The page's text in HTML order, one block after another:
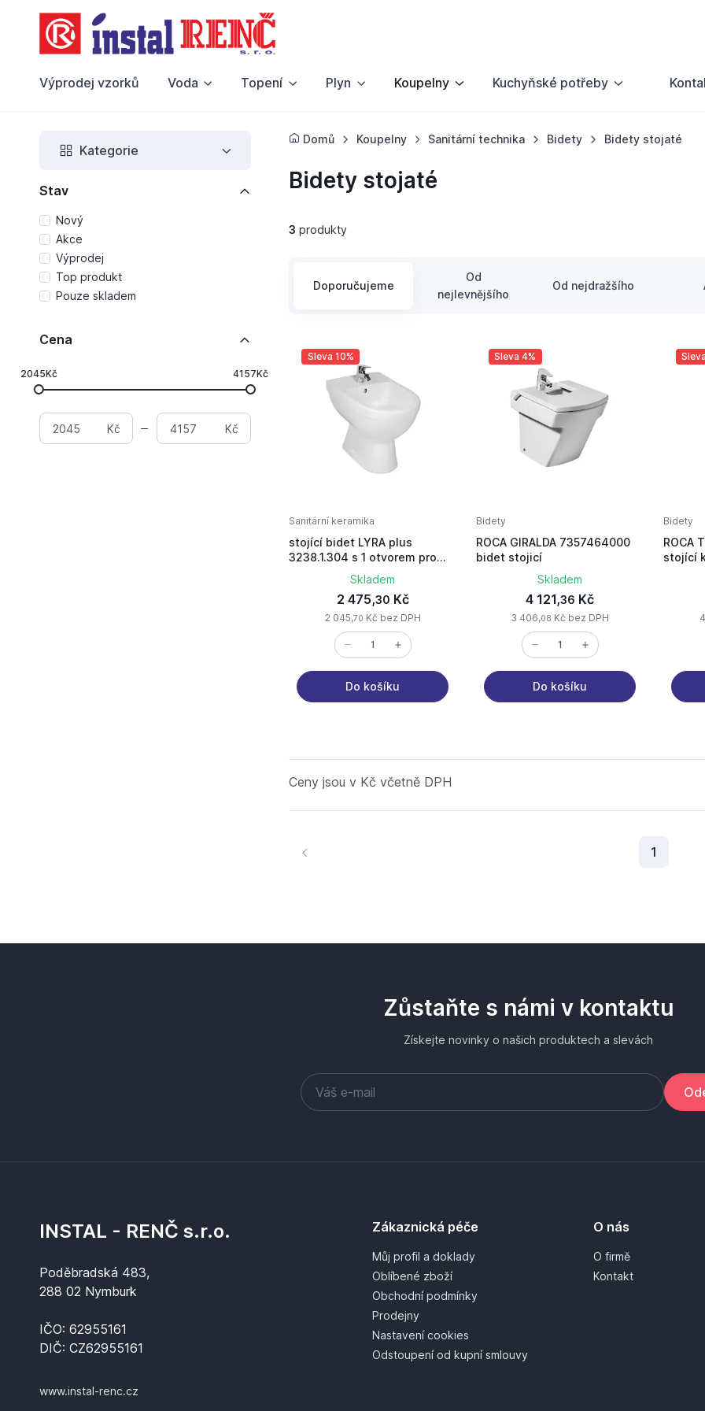
Výprodej vzorků Voda Topení Plyn Koupelny Kuchyňské potřeby
Kategorie
Stav
Nový
Akce
Výprodej
Top produkt
Pouze skladem
Cena
2045Kč 4157Kč
Kč Kč
Domů Koupelny Sanitární technika Bidety Bidety stojaté
Bidety stojaté
3 produkty
Doporučujeme
Od
nejlevnějšího
Od nejdražšího
Sleva 10%
Sanitární keramika
stojící bidet LYRA plus
3238.1.304 s 1 otvorem pro
Skladem
2 475,30 Kč
2 045,70 Kč bez DPH
Do košíku
Sleva 4%
Bidety
ROCA GIRALDA 7357464000
bidet stojicí
Skladem
4 121,36 Kč
3 406,08 Kč bez DPH
Do košíku
Bidety
ROCA
stojící
Ceny jsou v Kč včetně DPH
1
Zůstaňte s námi v kontaktu
Získejte novinky o našich produktech a slevách
INSTAL - RENČ s.r.o.
Poděbradská 483,
288 02 Nymburk
IČO: 62955161
DIČ: CZ62955161
www.instal-renc.cz
Zákaznická péče
Můj profil a doklady
Oblíbené zboží
Obchodní podmínky
Prodejny
Nastavení cookies
Odstoupení od kupní smlouvy
O nás
O firmě
Kontakt